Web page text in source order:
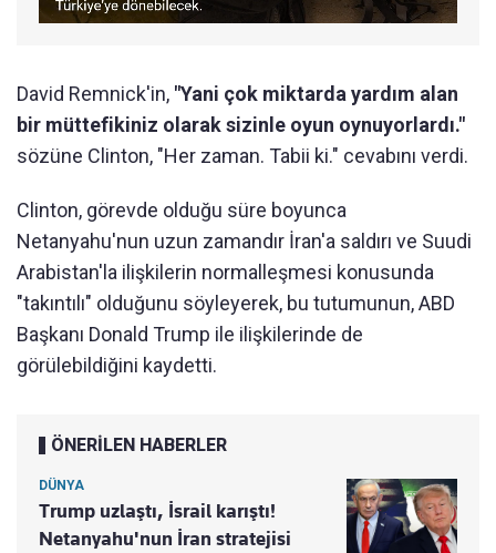
David Remnick'in, "Yani çok miktarda yardım alan
bir müttefikiniz olarak sizinle oyun oynuyorlardı."
sözüne Clinton, "Her zaman. Tabii ki." cevabını verdi.
Clinton, görevde olduğu süre boyunca
Netanyahu'nun uzun zamandır İran'a saldırı ve Suudi
Arabistan'la ilişkilerin normalleşmesi konusunda
"takıntılı" olduğunu söyleyerek, bu tutumunun, ABD
Başkanı Donald Trump ile ilişkilerinde de
görülebildiğini kaydetti.
ÖNERİLEN HABERLER
DÜNYA
Trump uzlaştı, İsrail karıştı!
Netanyahu'nun İran stratejisi